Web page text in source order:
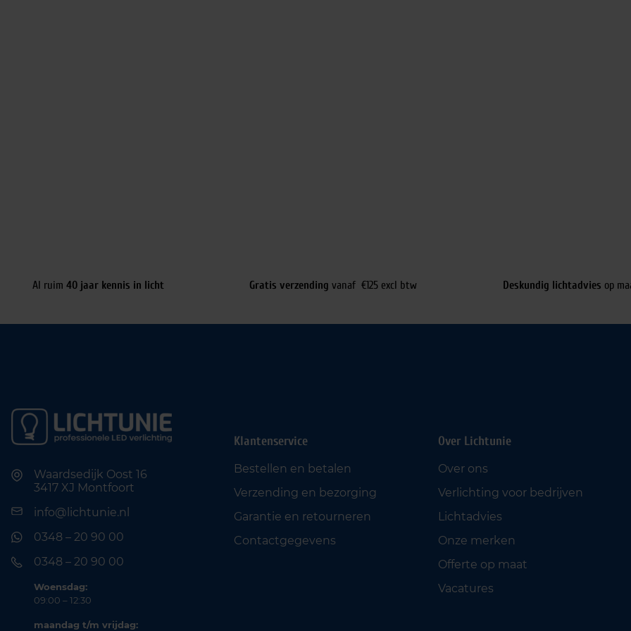
Al ruim 40 jaar kennis in licht Gratis verzending vanaf €125 excl btw Deskundig lichtadvies op
Waardsedijk Oost 16
3417 XJ Montfoort
info@lichtunie.nl
0348 – 20 90 00
0348 – 20 90 00
Woensdag:
09:00 – 12:30
maandag t/m vrijdag:
Klantenservice
Bestellen en betalen
Verzending en bezorging
Garantie en retourneren
Contactgegevens
Over Lichtunie
Over ons
Verlichting voor bedrijven
Lichtadvies
Onze merken
Offerte op maat
Vacatures